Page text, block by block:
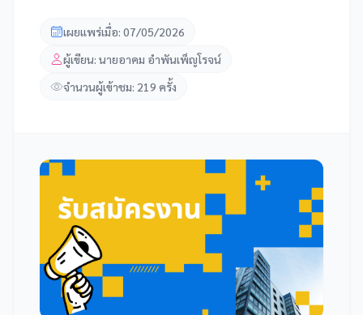
เผยแพร่เมื่อ: 07/05/2026
ผู้เขียน: นายอาคม อำพันเพ็ญโรจน์
จำนวนผู้เข้าชม: 219 ครั้ง